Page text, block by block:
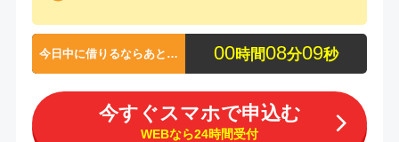
今日中に借りるならあと… 00時間08分08秒
今すぐスマホで申込む
WEBなら24時間受付